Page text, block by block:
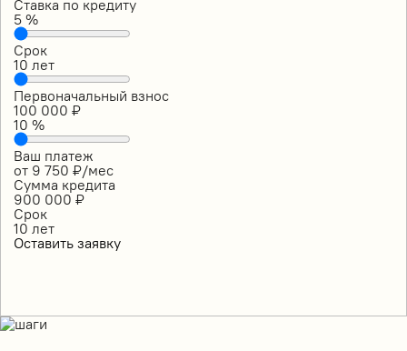
Ставка по кредиту
5 %
Срок
10 лет
Первоначальный взнос
100 000 ₽
10 %
Ваш платеж
от 9 750 ₽/мес
Сумма кредита
900 000 ₽
Срок
10 лет
Оставить заявку